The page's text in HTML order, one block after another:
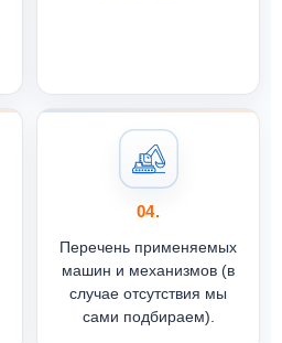
04.
Перечень применяемых
машин и механизмов (в
случае отсутствия мы
сами подбираем).